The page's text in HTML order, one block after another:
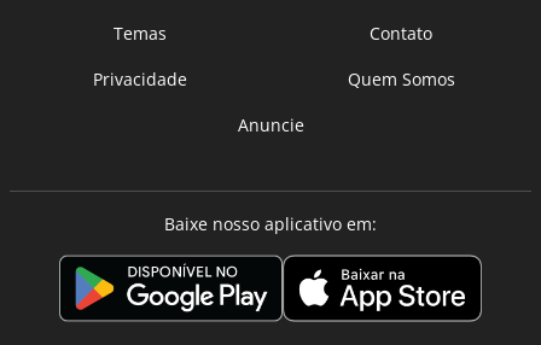
Temas
Contato
Privacidade
Quem Somos
Anuncie
Baixe nosso aplicativo em: